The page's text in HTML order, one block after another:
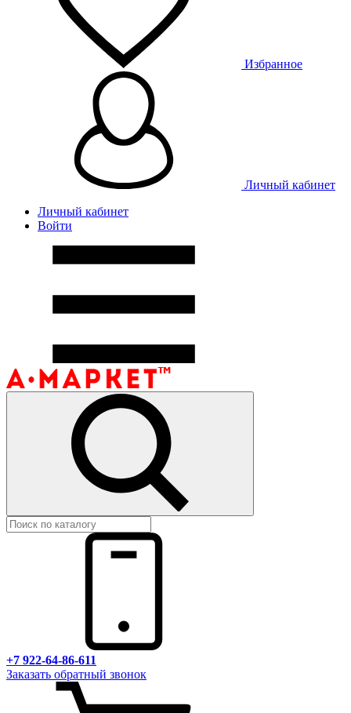
Избранное
Личный кабинет
Личный кабинет
Войти
+7 922-64-86-611
Заказать обратный звонок